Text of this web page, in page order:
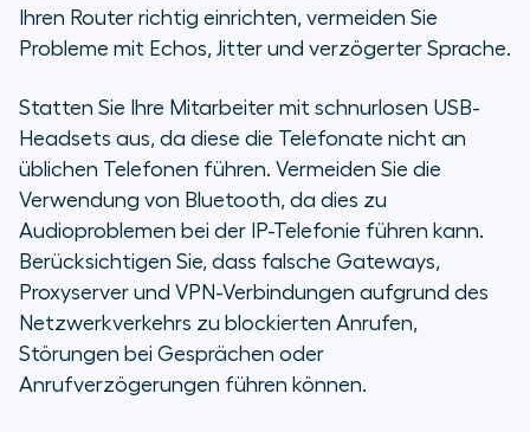
Ihren Router richtig einrichten, vermeiden Sie
Probleme mit Echos, Jitter und verzögerter Sprache.
Statten Sie Ihre Mitarbeiter mit schnurlosen USB-
Headsets aus, da diese die Telefonate nicht an
üblichen Telefonen führen. Vermeiden Sie die
Verwendung von Bluetooth, da dies zu
Audioproblemen bei der IP-Telefonie führen kann.
Berücksichtigen Sie, dass falsche Gateways,
Proxyserver und VPN-Verbindungen aufgrund des
Netzwerkverkehrs zu blockierten Anrufen,
Störungen bei Gesprächen oder
Anrufverzögerungen führen können.